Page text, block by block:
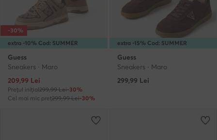
extra -10% Cod: SUMMER
-30%
Guess
Sneakers · Maro
Prețul actual
209,99 Lei
Prețul inițial299,99 Lei-30%
Cel mai mic preț299,99 Lei-30%
extra -15% Cod: SUMMER
Guess
Sneakers · Maro
299,99 Lei